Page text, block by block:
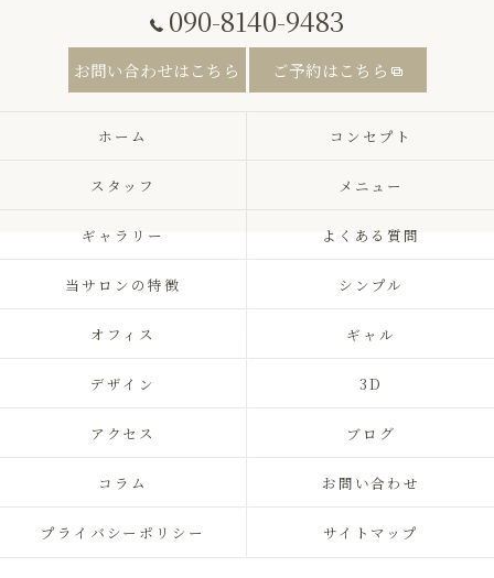
090-8140-9483
お問い合わせはこちら ご予約はこちら
ホーム コンセプト
スタッフ メニュー
ギャラリー よくある質問
当サロンの特徴 シンプル
オフィス ギャル
デザイン 3D
アクセス ブログ
コラム お問い合わせ
プライバシーポリシー サイトマップ